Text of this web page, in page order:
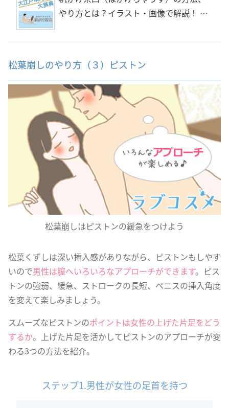
やり方とは？イラスト・画像で解説！ |
松葉崩しのやり方（３）ピストン
松葉崩しはピストンの緩急をつけよう
松葉くずしは深い挿入感がありながら、ピストンもしやす
いので男性は膣へいろいろなアプローチができます。ピス
トンの強弱、緩急、ストロークの長短、ペニスの挿入角度
を変えて楽しみましょう。
スムーズなピストンのポイントは女性の上げた片足をどう
するか。上げた片足を活かしてピストンのアプローチが変
わる3つの方法を紹介。
ステップ1.男性が女性の足首を持つ